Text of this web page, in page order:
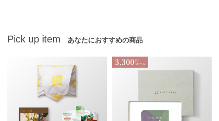
Pick up item あなたにおすすめの商品